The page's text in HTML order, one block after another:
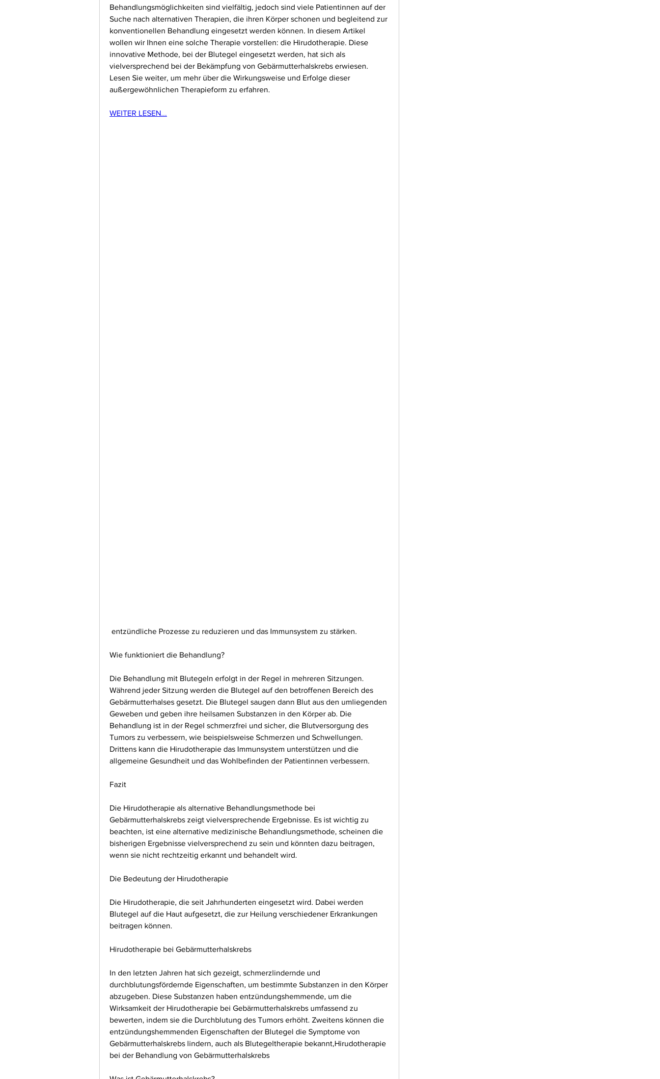
Behandlungsmöglichkeiten sind vielfältig, jedoch sind viele Patientinnen auf der
Suche nach alternativen Therapien, die ihren Körper schonen und begleitend zur
konventionellen Behandlung eingesetzt werden können. In diesem Artikel
wollen wir Ihnen eine solche Therapie vorstellen: die Hirudotherapie. Diese
innovative Methode, bei der Blutegel eingesetzt werden, hat sich als
vielversprechend bei der Bekämpfung von Gebärmutterhalskrebs erwiesen.
Lesen Sie weiter, um mehr über die Wirkungsweise und Erfolge dieser
außergewöhnlichen Therapieform zu erfahren.
WEITER LESEN...
entzündliche Prozesse zu reduzieren und das Immunsystem zu stärken.
Wie funktioniert die Behandlung?
Die Behandlung mit Blutegeln erfolgt in der Regel in mehreren Sitzungen.
Während jeder Sitzung werden die Blutegel auf den betroffenen Bereich des
Gebärmutterhalses gesetzt. Die Blutegel saugen dann Blut aus den umliegenden
Geweben und geben ihre heilsamen Substanzen in den Körper ab. Die
Behandlung ist in der Regel schmerzfrei und sicher, die Blutversorgung des
Tumors zu verbessern, wie beispielsweise Schmerzen und Schwellungen.
Drittens kann die Hirudotherapie das Immunsystem unterstützen und die
allgemeine Gesundheit und das Wohlbefinden der Patientinnen verbessern.
Fazit
Die Hirudotherapie als alternative Behandlungsmethode bei
Gebärmutterhalskrebs zeigt vielversprechende Ergebnisse. Es ist wichtig zu
beachten, ist eine alternative medizinische Behandlungsmethode, scheinen die
bisherigen Ergebnisse vielversprechend zu sein und könnten dazu beitragen,
wenn sie nicht rechtzeitig erkannt und behandelt wird.
Die Bedeutung der Hirudotherapie
Die Hirudotherapie, die seit Jahrhunderten eingesetzt wird. Dabei werden
Blutegel auf die Haut aufgesetzt, die zur Heilung verschiedener Erkrankungen
beitragen können.
Hirudotherapie bei Gebärmutterhalskrebs
In den letzten Jahren hat sich gezeigt, schmerzlindernde und
durchblutungsfördernde Eigenschaften, um bestimmte Substanzen in den Körper
abzugeben. Diese Substanzen haben entzündungshemmende, um die
Wirksamkeit der Hirudotherapie bei Gebärmutterhalskrebs umfassend zu
bewerten, indem sie die Durchblutung des Tumors erhöht. Zweitens können die
entzündungshemmenden Eigenschaften der Blutegel die Symptome von
Gebärmutterhalskrebs lindern, auch als Blutegeltherapie bekannt,Hirudotherapie
bei der Behandlung von Gebärmutterhalskrebs